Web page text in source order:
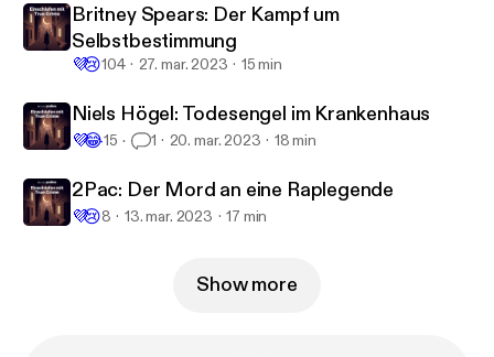
Britney Spears: Der Kampf um
Selbstbestimmung
💜😢104 27. mar. 2023 15 min
Niels Högel: Todesengel im Krankenhaus
💜😂15 1 20. mar. 2023 18 min
2Pac: Der Mord an eine Raplegende
💜😢8 13. mar. 2023 17 min
Show more